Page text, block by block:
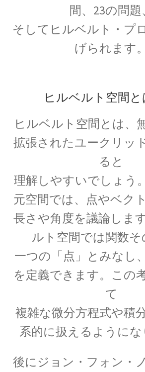
‗【H‐R図で恒星を整理して星の明るさ
家】
アメリカ関係の物理学者
ベンジャミンフランクリンか
アルキメデス
【兵器を発案し円周率
学的考察）した多
アレクサンダー・グラハ
【Alexander Graham Bell‗1847
8月2日】 — 声を「距離」から
間、23の問題、
そしてヒルベルト・プ
げられます。
ヒルベルト空間
ヒルベルト空間とは、
拡張されたユークリッ
ると
理解しやすいでしょう。
元空間では、点やベク
長さや角度を議論します
ルト空間では関数
一つの「点」とみなし、
を定義できます。
この
て
複雑な微分方程式や積
系的に扱えるようにな
後にジョン・フォン・